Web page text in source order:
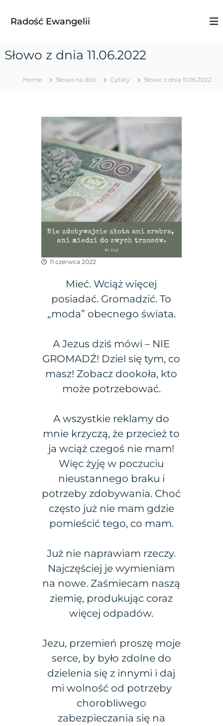
Radość Ewangelii
Słowo z dnia 11.06.2022
Home Słowo na dziś Cytaty Słowo z dnia 11.06.2022
11 czerwca 2022
Mieć. Wciąż więcej
posiadać. Gromadzić. To
„moda” obecnego świata.
A Jezus dziś mówi – NIE
GROMADŹ! Dziel się tym, co
masz! Zobacz dookoła, kto
może potrzebować.
A wszystkie reklamy do
mnie krzyczą, że przecież to
ja wciąż czegoś nie mam!
Więc żyję w poczuciu
nieustannego braku i
potrzeby zdobywania. Choć
często już nie mam gdzie
pomieścić tego, co mam.
Już nie naprawiam rzeczy.
Najczęściej je wymieniam
na nowe. Zaśmiecam naszą
ziemię, produkując coraz
więcej odpadów.
Jezu, przemień proszę moje
serce, by było zdolne do
dzielenia się z innymi i daj
mi wolność od potrzeby
chorobliwego
zabezpieczania się na